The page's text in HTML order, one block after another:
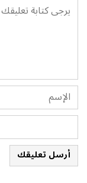
أرسل تعليقك